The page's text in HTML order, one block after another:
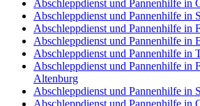
Abschleppdienst und Pannenhilfe in
Abschleppdienst und Pannenhilfe in
Abschleppdienst und Pannenhilfe in
Abschleppdienst und Pannenhilfe in
Abschleppdienst und Pannenhilfe in
Abschleppdienst und Pannenhilfe in
Altenburg
Abschleppdienst und Pannenhilfe in
Abschleppdienst und Pannenhilfe in